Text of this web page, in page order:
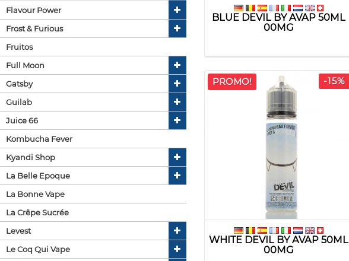
Flavour Power
Frost & Furious
Fruitos
Full Moon
Gatsby
Guilab
Juice 66
Kombucha Fever
Kyandi Shop
La Belle Epoque
La Bonne Vape
La Crêpe Sucrée
Levest
Le Coq Qui Vape
BLUE DEVIL BY AVAP 50ML
00MG
PROMO! -15%
WHITE DEVIL BY AVAP 50ML
00MG